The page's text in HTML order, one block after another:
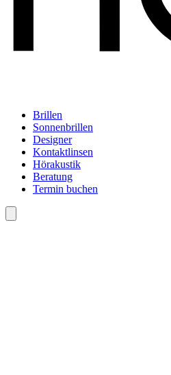
Brillen
Sonnenbrillen
Designer
Kontaktlinsen
Hörakustik
Beratung
Termin buchen